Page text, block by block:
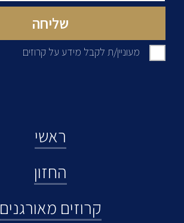
מעוניין/ת לקבל מידע על קרוזים
ראשי
החזון
קרוזים מאורגנים